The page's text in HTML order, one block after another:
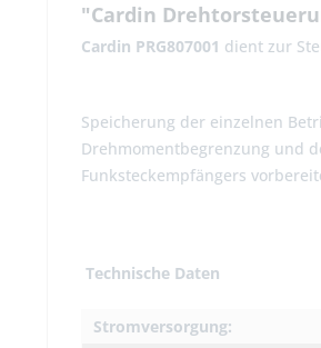
"Cardin
Cardin PRG807001 dient zur
Speicherung der einzelnen
Drehmomentbegrenzung und
Funksteckempfängers
Technische Daten
Stromversorgung: